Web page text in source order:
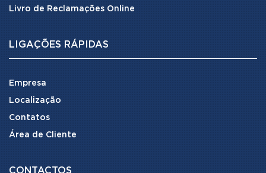
Livro de Reclamações Online
LIGAÇÕES RÁPIDAS
Empresa
Localização
Contatos
Área de Cliente
CONTACTOS